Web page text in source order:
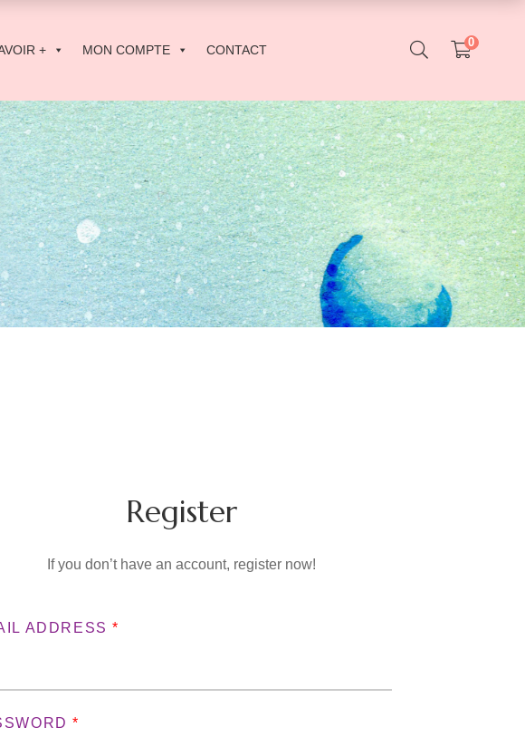
+ MON COMPTE CONTACT
0
Register
If you don’t have an account, register now!
ADDRESS*
*